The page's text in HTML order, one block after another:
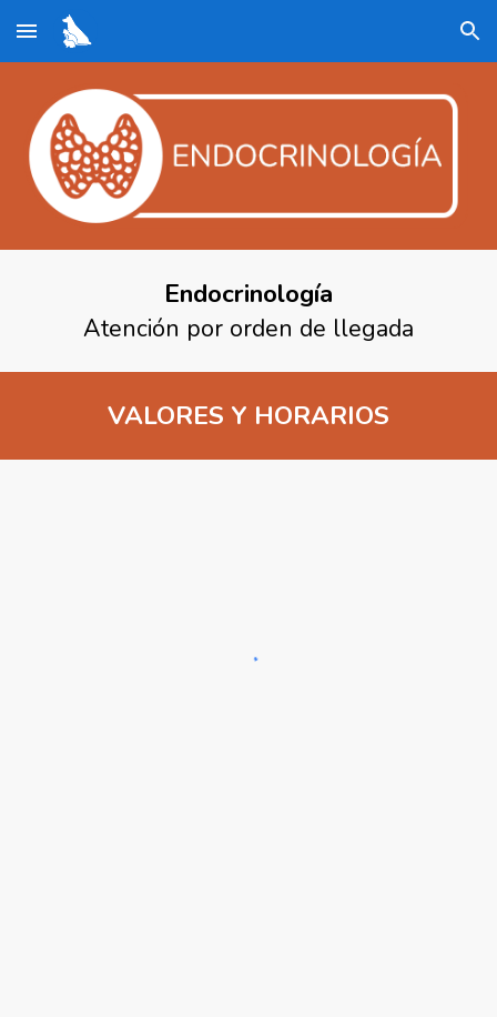
Skip to main content Skip to navigation
Endocrinología
Atención por orden de llegada
VALORES Y HORARIOS